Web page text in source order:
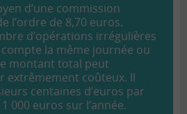
d’une commission
l’ordre de 8,70 euros.
d’opérations irrégulières
la même journée ou
montant total peut
extrêmement coûteux. Il
centaines d’euros par
000 euros sur l’année.